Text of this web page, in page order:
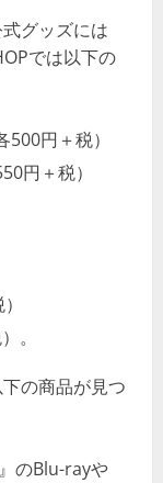
グッズには
では以下の
円＋税）
円＋税）
。
の商品が見つ
のBlu-rayや